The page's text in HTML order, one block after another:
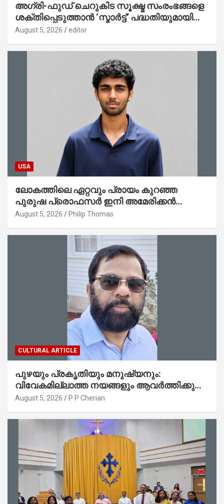
അഗ്രി-ഫുഡ് ചെറുകിട സൂക്ഷ്മ സംരംഭങ്ങളെ
ശക്തിപ്പെടുത്താന്‍ ‘സ്മാര്‍ട്ട്’ പദ്ധതിയുമായി
കേര; ലോഗോ മുഖ്യമന്ത്രി പ്രകാശനം
August 5, 2026 editor
USA
ലോകത്തിലെ ഏറ്റവും പ്രായം കുറഞ്ഞ
പുരുഷ പ്രൊഫസർ ഇനി അമേരിക്കൻ
മലയാളി നേഥൻ തോമസ്
August 5, 2026 Philip Thomas
CULTURAL ARTICLE
പുഴയും പ്രകൃതിയും മനുഷ്യനും:
വിവേകമില്ലാത്ത നയങ്ങളും ആവർത്തിക്കുന്ന
ദുരന്തങ്ങളും : റവ. ജെയിംസ് കെ.
August 5, 2026 P P Cherian